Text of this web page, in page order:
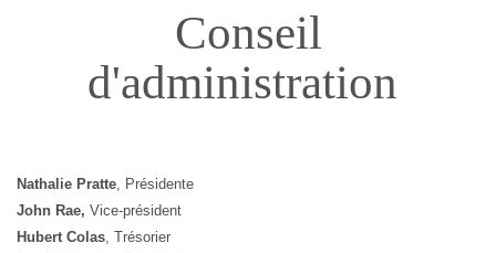
Conseil
d'administration
Nathalie Pratte , Présidente
John Rae, Vice-président
Hubert Colas , Trésorier